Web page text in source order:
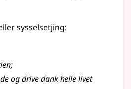
sysselsetjing;
;
og drive dank heile livet